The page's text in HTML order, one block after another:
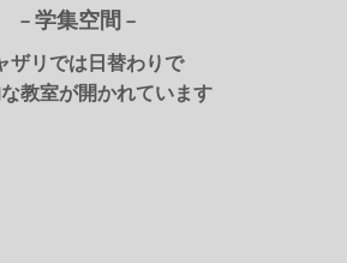
– 学集空間 –
ザリでは日替わりで
教室が開かれています